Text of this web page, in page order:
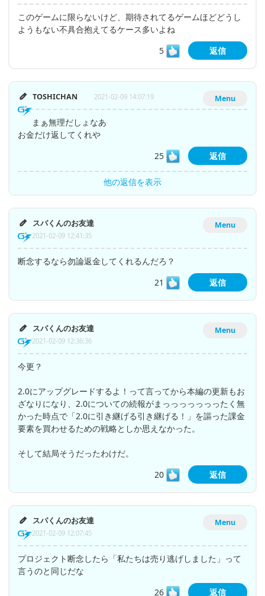
このゲームに限らないけど、期待されてるゲームほどどうし
ようもない不具合抱えてるケース多いよね
5
返信
Menu
TOSHICHAN 2021-02-09 14:07:19
まぁ無理だしょなあ
お金だけ返してくれや
25
返信
他の返信を表示
Menu
スパくんのお友達
2021-02-09 12:41:35
断念するなら勿論返金してくれるんだろ？
21
返信
Menu
スパくんのお友達
2021-02-09 12:36:36
今更？
2.0にアップグレードするよ！って言ってから本編の更新もお
ざなりになり、2.0についての続報がまっっっっっっったく無
かった時点で「2.0に引き継げる引き継げる！」を謳った課金
要素を買わせるための戦略としか思えなかった。
そして結局そうだったわけだ。
20
返信
Menu
スパくんのお友達
2021-02-09 12:07:45
プロジェクト断念したら「私たちは売り逃げしました」って
言うのと同じだな
26
返信